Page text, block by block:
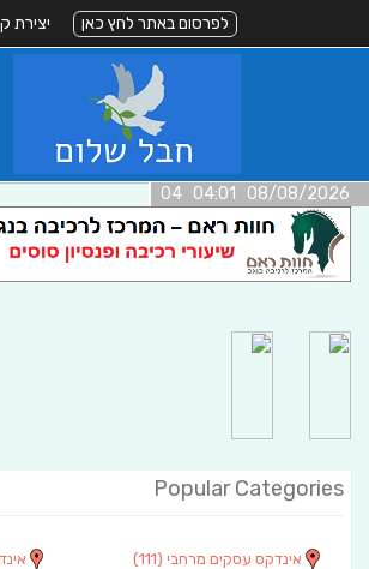
לפרסום באתר לחץ כאן יצירת
08/08/2026 04:01 04
Popular Categories
אינדקס עסקים מרחבי (111)